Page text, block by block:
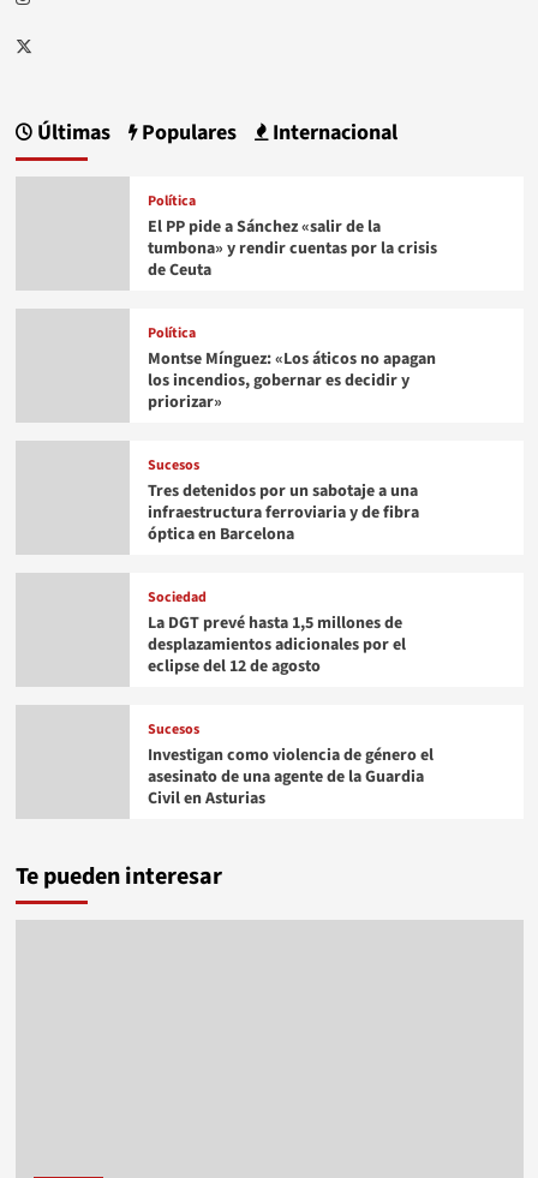
Twitter
Últimas Populares Internacional
Política
El PP pide a Sánchez «salir de la
tumbona» y rendir cuentas por la crisis
de Ceuta
Política
Montse Mínguez: «Los áticos no apagan
los incendios, gobernar es decidir y
priorizar»
Sucesos
Tres detenidos por un sabotaje a una
infraestructura ferroviaria y de fibra
óptica en Barcelona
Sociedad
La DGT prevé hasta 1,5 millones de
desplazamientos adicionales por el
eclipse del 12 de agosto
Sucesos
Investigan como violencia de género el
asesinato de una agente de la Guardia
Civil en Asturias
Te pueden interesar